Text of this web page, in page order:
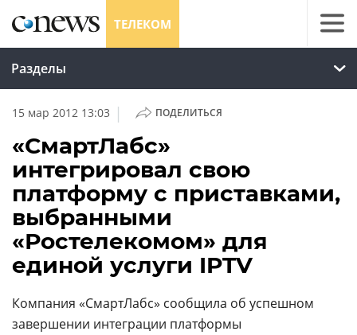
ТЕЛЕКОМ
Разделы
15 мар 2012 13:03 | ПОДЕЛИТЬСЯ
«СмартЛабс»
интегрировал свою
платформу с приставками,
выбранными
«Ростелекомом» для
единой услуги IPTV
Компания «СмартЛабс» сообщила об успешном
завершении интеграции платформы